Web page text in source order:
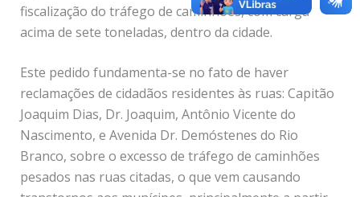
fiscalização do tráfego de caminhões, com carga
acima de sete toneladas, dentro da cidade.
Este pedido fundamenta-se no fato de haver
reclamações de cidadãos residentes às ruas: Capitão
Joaquim Dias, Dr. Joaquim, Antônio Vicente do
Nascimento, e Avenida Dr. Demóstenes do Rio
Branco, sobre o excesso de tráfego de caminhões
pesados nas ruas citadas, o que vem causando